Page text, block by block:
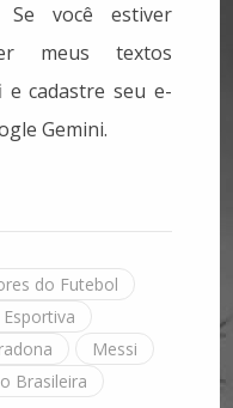
você estiver
meus textos
e cadastre seu e-
Gemini.
do Futebol
Messi
Brasileira